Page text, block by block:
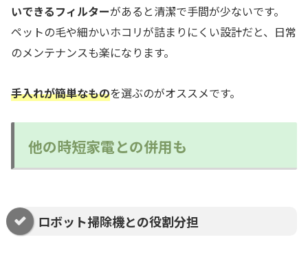
いできるフィルターがあると清潔で手間が少ないです。
ペットの毛や細かいホコリが詰まりにくい設計だと、日常
のメンテナンスも楽になります。
手入れが簡単なものを選ぶのがオススメです。
他の時短家電との併用も
ロボット掃除機との役割分担